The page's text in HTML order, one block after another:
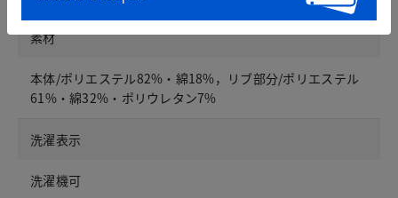
素材
本体/ポリエステル82%・綿18%，リブ部分/ポリエステル
61%・綿32%・ポリウレタン7%
洗濯表示
洗濯機可